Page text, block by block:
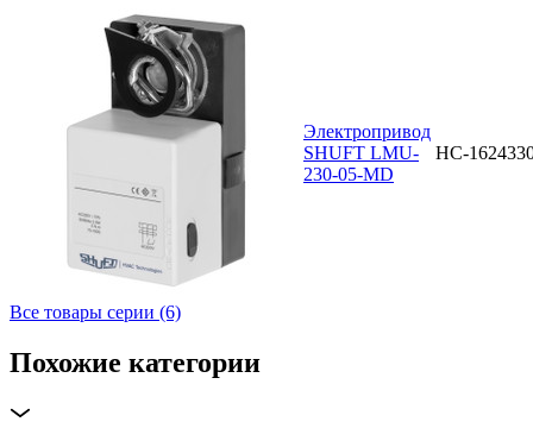
Электропривод
SHUFT LMU-
230-05-MD
НС-
Все товары серии (6)
Похожие категории